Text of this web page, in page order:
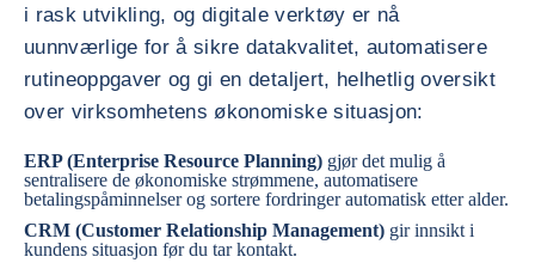
i rask utvikling, og digitale verktøy er nå
uunnværlige for å sikre datakvalitet, automatisere
rutineoppgaver og gi en detaljert, helhetlig oversikt
over virksomhetens økonomiske situasjon:
ERP (Enterprise Resource Planning) gjør det mulig å
sentralisere de økonomiske strømmene, automatisere
betalingspåminnelser og sortere fordringer automatisk etter alder.
CRM (Customer Relationship Management) gir innsikt i
kundens situasjon før du tar kontakt.